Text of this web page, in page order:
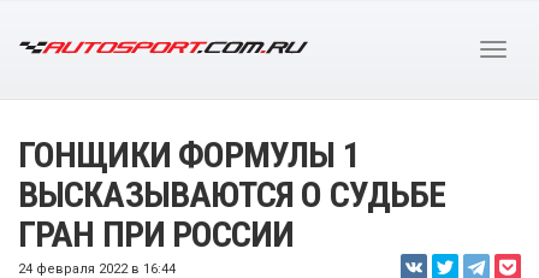
ГОНЩИКИ ФОРМУЛЫ 1
ВЫСКАЗЫВАЮТСЯ О СУДЬБЕ
ГРАН ПРИ РОССИИ
24 февраля 2022 в 16:44